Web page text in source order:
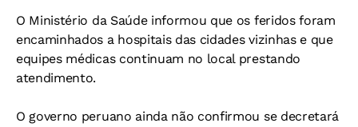
O Ministério da Saúde informou que os feridos foram
encaminhados a hospitais das cidades vizinhas e que
equipes médicas continuam no local prestando
atendimento.
O governo peruano ainda não confirmou se decretará